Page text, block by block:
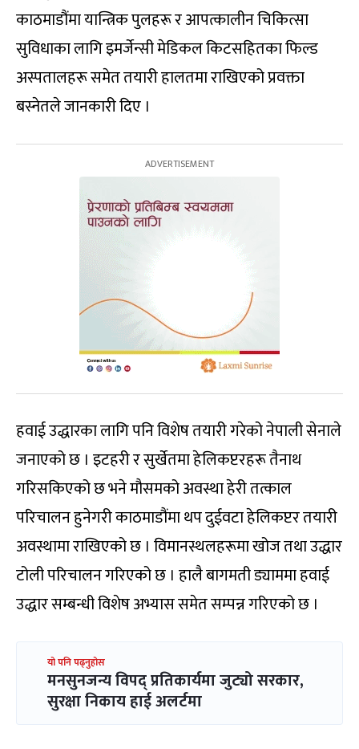
काठमाडौंमा यान्त्रिक पुलहरू र आपत्कालीन चिकित्सा
सुविधाका लागि इमर्जेन्सी मेडिकल किटसहितका फिल्ड
अस्पतालहरू समेत तयारी हालतमा राखिएको प्रवक्ता
बस्नेतले जानकारी दिए ।
हवाई उद्धारका लागि पनि विशेष तयारी गरेको नेपाली सेनाले
जनाएको छ । इटहरी र सुर्खेतमा हेलिकप्टरहरू तैनाथ
गरिसकिएको छ भने मौसमको अवस्था हेरी तत्काल
परिचालन हुनेगरी काठमाडौंमा थप दुईवटा हेलिकप्टर तयारी
अवस्थामा राखिएको छ । विमानस्थलहरूमा खोज तथा उद्धार
टोली परिचालन गरिएको छ । हालै बागमती ड्याममा हवाई
उद्धार सम्बन्धी विशेष अभ्यास समेत सम्पन्न गरिएको छ ।
यो पनि पढ्नुहोस
मनसुनजन्य विपद् प्रतिकार्यमा जुट्यो सरकार,
सुरक्षा निकाय हाई अलर्टमा